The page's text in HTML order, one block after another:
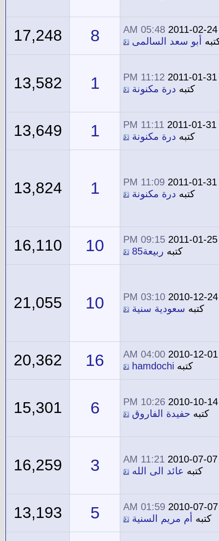
2011-02-24
05:48 AM
أبو سعد السالمى 8
17,248
2011-01-31
11:12 PM
كتبه درة مكنونة 1
13,582
2011-01-31
11:11 PM
كتبه درة مكنونة 1
13,649
2011-01-31
11:09 PM
كتبه درة مكنونة 1
13,824
2011-01-25
09:15 PM
كتبه ربيعة85 10
16,110
2010-12-24
03:10 PM
كتبه سعودية سنية 10
21,055
2010-12-01
04:00 AM
كتبه hamdochi
16
20,362
2010-10-14
10:26 PM
كتبه حفيدة الفاروق 6
15,301
2010-07-07
11:21 AM
كتبه عائد الى الله 3
16,259
2010-07-07
01:59 AM
كتبه
أم مريم السنية 5
13,193